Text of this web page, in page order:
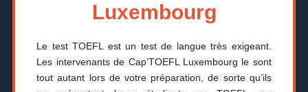
Luxembourg
Le test TOEFL est un test de langue très exigeant.
Les intervenants de Cap’TOEFL Luxembourg le sont
tout autant lors de votre préparation, de sorte qu’ils